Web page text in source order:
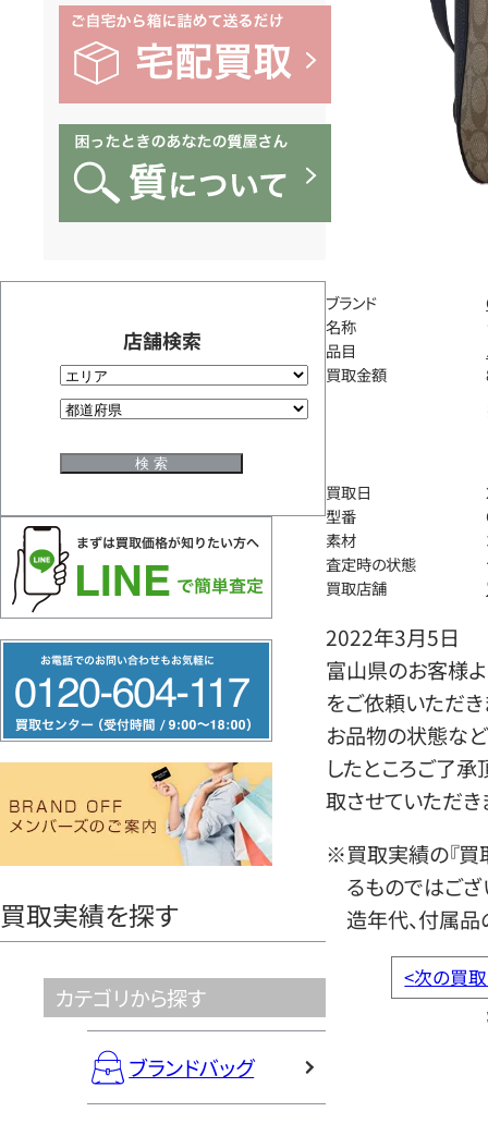
店舗検索
リ
ー
ヤ
買取実績を探す
カテゴリから探す
ブランドバッグ
ブランド
名称
品目
買取金額
買取日
型番
素材
査定時の状態
買取店舗
2022年3月5日
富山県のお客様
をご依頼いただき
お品物の状態など
したところご了
取させていただき
※買取実績の『買
るものではござ
造年代、付属品
<次の買